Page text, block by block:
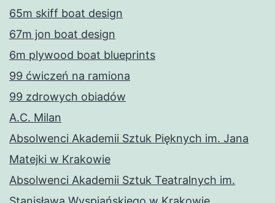
65m skiff boat design
67m jon boat design
6m plywood boat blueprints
99 ćwiczeń na ramiona
99 zdrowych obiadów
A.C. Milan
Absolwenci Akademii Sztuk Pięknych im. Jana
Matejki w Krakowie
Absolwenci Akademii Sztuk Teatralnych im.